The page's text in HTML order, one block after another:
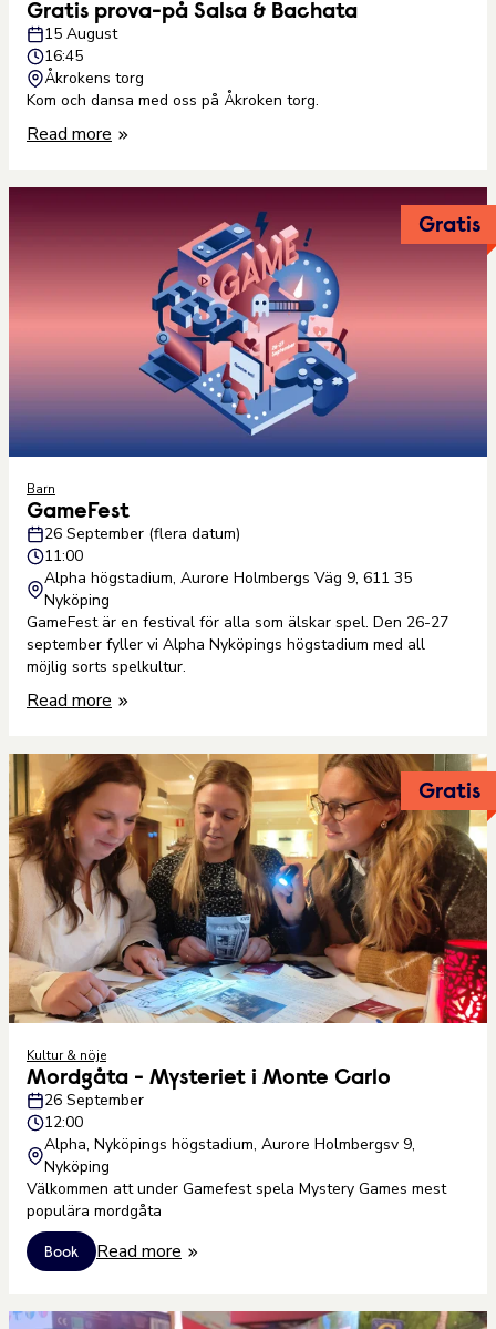
Gratis prova-på Salsa & Bachata
15 August
16:45
Åkrokens torg
Kom och dansa med oss på Åkroken torg.
Read more
Gratis
Barn
GameFest
26 September (flera datum)
11:00
Alpha högstadium, Aurore Holmbergs Väg 9, 611 35
Nyköping
GameFest är en festival för alla som älskar spel. Den 26-27
september fyller vi Alpha Nyköpings högstadium med all
möjlig sorts spelkultur.
Read more
Gratis
Kultur & nöje
Mordgåta - Mysteriet i Monte Carlo
26 September
12:00
Alpha, Nyköpings högstadium, Aurore Holmbergsv 9,
Nyköping
Välkommen att under Gamefest spela Mystery Games mest
populära mordgåta
Book Read more